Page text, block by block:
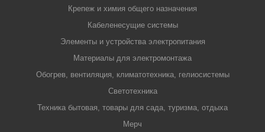
Крепеж и химия общего назначения
Кабеленесущие системы
Элементы и устройства электропитания
Материалы для электромонтажа
Обогрев, вентиляция, климатотехника, гелиосистемы
Светотехника
Техника бытовая, товары для сада, туризма, отдыха
Мерч